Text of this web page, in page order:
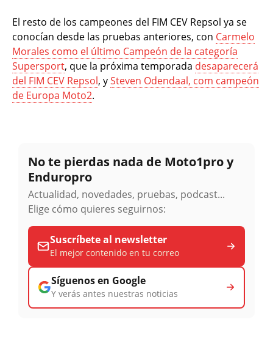
El resto de los campeones del FIM CEV Repsol ya se
conocían desde las pruebas anteriores, con Carmelo
Morales como el último Campeón de la categoría
Supersport, que la próxima temporada desaparecerá
del FIM CEV Repsol, ySteven Odendaal, com campeón
de Europa Moto2.
No te pierdas nada de Moto1pro y
Enduropro
Actualidad, novedades, pruebas, podcast...
Elige cómo quieres seguirnos:
Suscríbete al newsletter
El mejor contenido en tu correo
Síguenos en Google
Y verás antes nuestras noticias